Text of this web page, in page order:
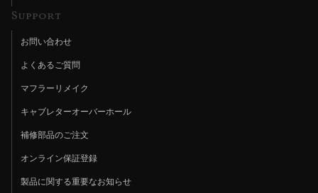
Support
お問い合わせ
よくあるご質問
マフラーリメイク
キャブレターオーバーホール
補修部品のご注文
オンライン保証登録
製品に関する重要なお知らせ